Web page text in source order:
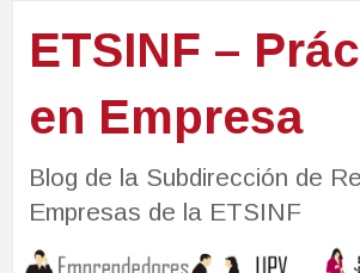
ETSINF –
en Empresa
Blog de la Subdirección de
Empresas de la ETSINF